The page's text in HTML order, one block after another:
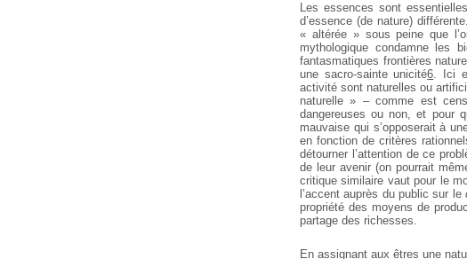
Les essences sont
d’essence (de nature)
« altérée » sous peine que
mythologique condamne les
fantasmatiques frontières
une sacro-sainte unicité6. Ici
activité sont naturelles ou
naturelle » – comme est
dangereuses ou non, et pour
mauvaise qui s’opposerait à
en fonction de critères
détourner l’attention de ce
de leur avenir (on pourrait
critique similaire vaut pour le
l’accent auprès du public sur le
propriété des moyens de
partage des richesses.
En assignant aux êtres une